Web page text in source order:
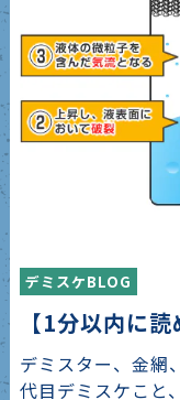
デミスケBLOG
【1分以内に
デミスター、金網
代目デミスケこと